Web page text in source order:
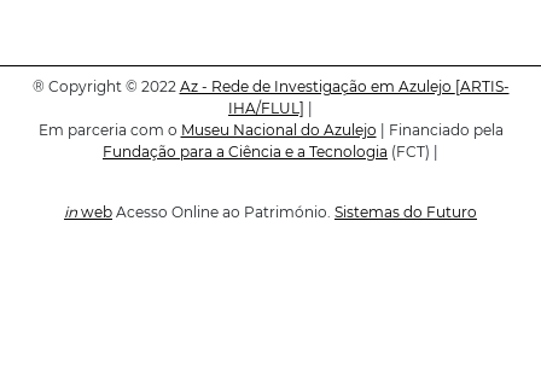
® Copyright © 2022 Az - Rede de Investigação em Azulejo [ARTIS-
IHA/FLUL]
Em parceria com o Museu Nacional do Azulejo | Financiado pela
Fundação para a Ciência e a Tecnologia (FCT) |
in web Acesso Online ao Património. Sistemas do Futuro